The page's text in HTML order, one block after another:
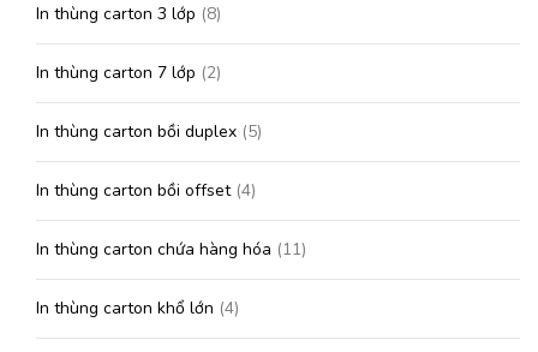
In thùng carton 3 lớp (8)
In thùng carton 7 lớp (2)
In thùng carton bồi duplex (5)
In thùng carton bồi offset(4)
In thùng carton chứa hàng hóa (11)
In thùng carton khổ lớn (4)